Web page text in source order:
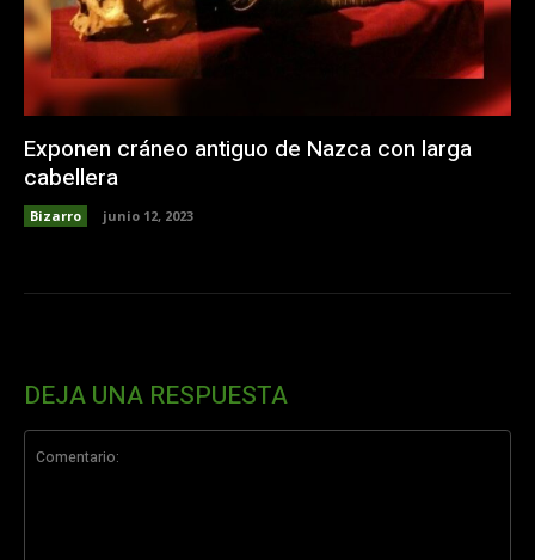
Exponen cráneo antiguo de Nazca con larga
cabellera
Bizarro junio 12, 2023
DEJA UNA RESPUESTA